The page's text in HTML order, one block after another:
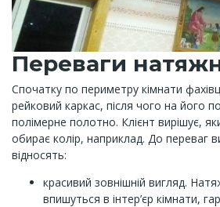
Переваги
Спочатку по периметру кімнати
рейковий каркас, після чого на його
полімерне полотно. Клієнт вирішує,
обирає колір, наприклад. До переваг
відносять:
красивий зовнішній вигляд.
впишуться в інтер’єр кімнати,